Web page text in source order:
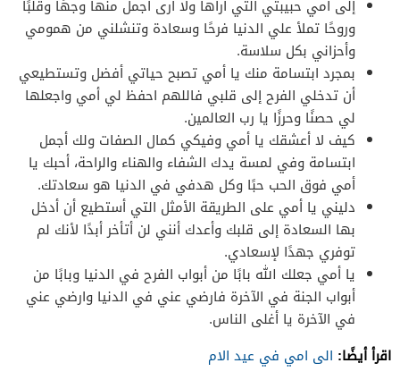
إلى أمي حبيبتي التي أراها ولا أرى أجمل منها وجهًا وقلبًا
وروحًا تملأ علي الدنيا فرحًا وسعادة وتنشلني من همومي
وأحزاني بكل سلاسة.
بمجرد ابتسامة منك يا أمي تصبح حياتي أفضل وتستطيعي
أن تدخلي الفرح إلى قلبي فاللهم احفظ لي أمي واجعلها
لي حصنًا وحرزًا يا رب العالمين.
كيف لا أعشقك يا أمي وفيكي كمال الصفات ولك أجمل
ابتسامة وفي لمسة يدك الشفاء والهناء والراحة، أحبك يا
أمي فوق الحب حبًا وكل هدفي في الدنيا هو سعادتك.
دليني يا أمي على الطريقة الأمثل التي أستطيع أن أدخل
بها السعادة إلى قلبك وأعدك أنني لن أتأخر أبدًا لأنك لم
توفري جهدًا لإسعادي.
يا أمي جعلك الله بابًا من أبواب الفرح في الدنيا وبابًا من
أبواب الجنة في الآخرة فارضي عني في الدنيا وارضي عني
في الآخرة يا أغلى الناس.
اقرأ أيضًا: الى امي في عيد الام